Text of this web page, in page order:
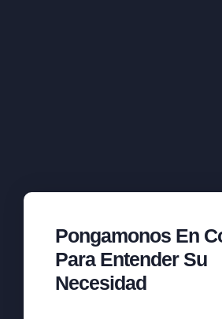
Pongamonos En
Para Entender Su
Necesidad